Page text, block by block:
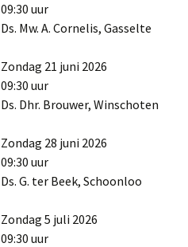
09:30 uur
Ds. Mw. A. Cornelis, Gasselte
Zondag 21 juni 2026
09:30 uur
Ds. Dhr. Brouwer, Winschoten
Zondag 28 juni 2026
09:30 uur
Ds. G. ter Beek, Schoonloo
Zondag 5 juli 2026
09:30 uur